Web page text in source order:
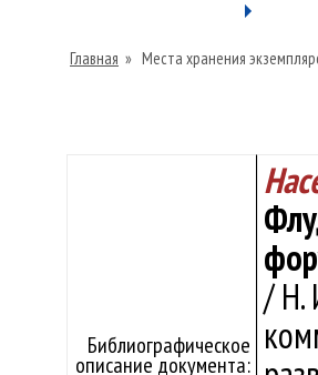
Главная » Места хранения
Библиографическое
описание документа:
/ Н.